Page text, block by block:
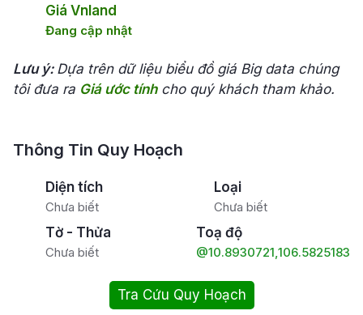
Giá Vnland
Đang cập nhật
Lưu ý: Dựa trên dữ liệu biểu đồ giá Big data chúng
tôi đưa ra Giá ước tínhcho quý khách tham khảo.
Thông Tin Quy Hoạch
Diện tích
Chưa biết
Loại
Chưa biết
Tờ - Thửa
Chưa biết
Toạ độ
@10.8930721,106.5825183
Tra Cứu Quy Hoạch